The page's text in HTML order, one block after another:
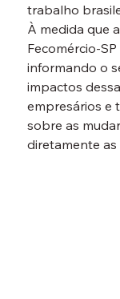
trabalho
À medida que
Fecomércio-
informando o
impactos
empresários e
sobre as
diretamente